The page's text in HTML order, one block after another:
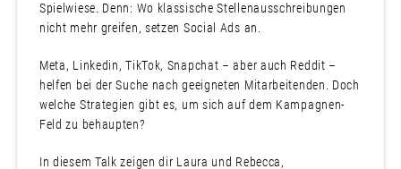
Spielwiese. Denn: Wo klassische Stellenausschreibungen
nicht mehr greifen, setzen Social Ads an.
Meta, Linkedin, TikTok, Snapchat – aber auch Reddit –
helfen bei der Suche nach geeigneten Mitarbeitenden. Doch
welche Strategien gibt es, um sich auf dem Kampagnen-
Feld zu behaupten?
In diesem Talk zeigen dir Laura und Rebecca,